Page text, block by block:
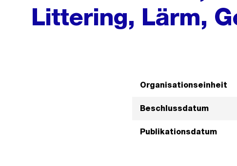
Littering, Lärm,
Organisationseinheit
Beschlussdatum
Publikationsdatum